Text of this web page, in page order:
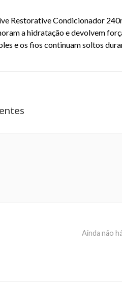
Restorative Condicionador
a hidratação e devolvem
e os fios continuam soltos
Ainda não